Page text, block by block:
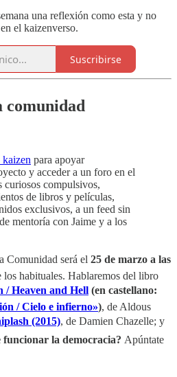
una reflexión como esta y no
el kaizenverso.
Suscribirse
comunidad
para apoyar
y acceder a un foro en el
curiosos compulsivos,
de libros y películas,
exclusivos, a un feed sin
mentoría con Jaime y a los
Comunidad será el 25 de marzo a las
los habituales. Hablaremos del libro
/ Heaven and Hell (en castellano:
/ Cielo e infierno»), de Aldous
(2015), de Damien Chazelle; y
funcionar la democracia? Apúntate